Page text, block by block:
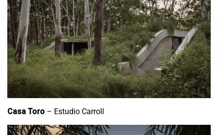
Casa Toro – Estudio Carroll